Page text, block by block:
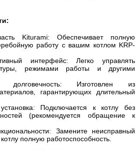
Kiturami: Обеспечивает полную
работу с вашим котлом KRP-
интерфейс: Легко управлять
режимами работы и другими
Изготовлен из
гарантирующих длительный
Подключается к котлу без
(рекомендуется обращение к
Замените неисправный
полную работоспособность.